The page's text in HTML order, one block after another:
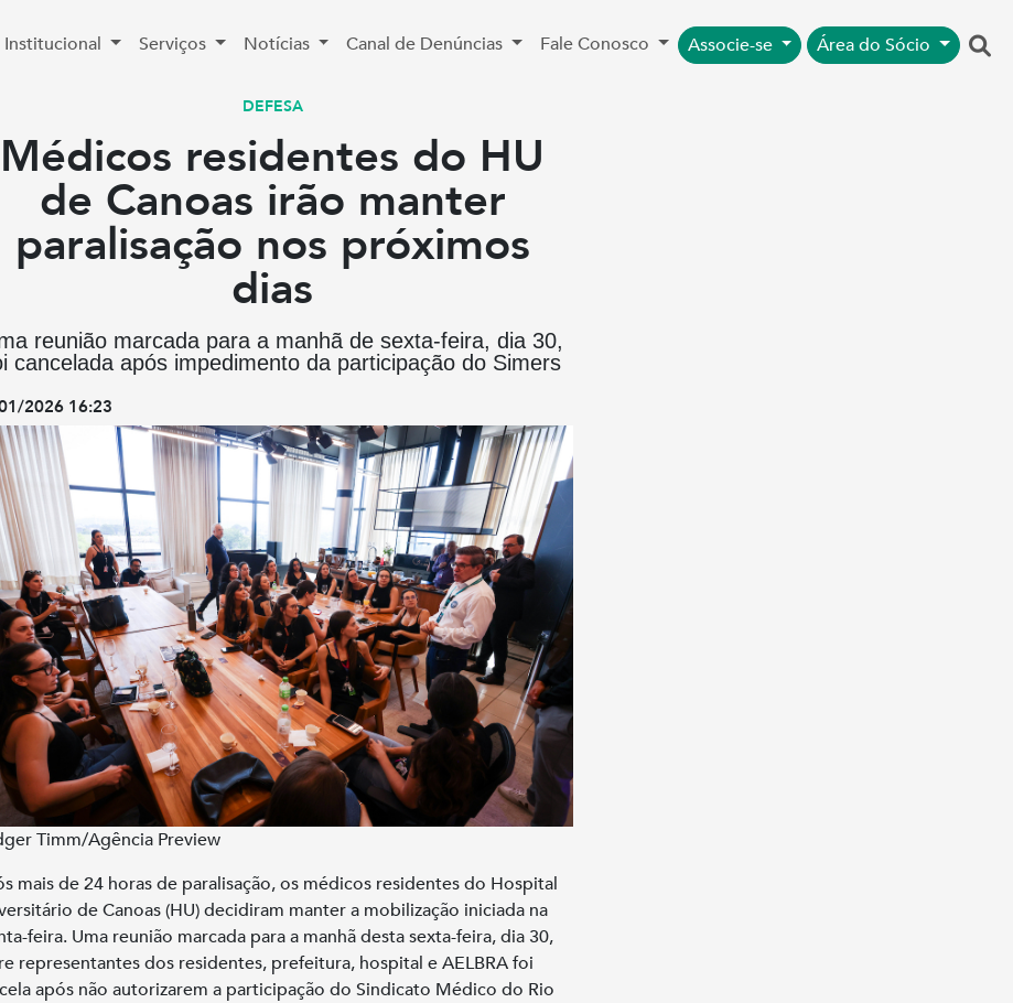
Institucional Serviços Notícias Canal de Denúncias Fale Conosco Associe-se Área do Sócio
DEFESA
Médicos residentes do HU
de Canoas irão manter
paralisação nos próximos
dias
reunião marcada para a manhã de sexta-feira, dia 30,
cancelada após impedimento da participação do Simers
2026 16:23
Timm/Agência Preview
mais de 24 horas de paralisação, os médicos residentes do Hospital
de Canoas (HU) decidiram manter a mobilização iniciada na
feira. Uma reunião marcada para a manhã desta sexta-feira, dia 30,
representantes dos residentes, prefeitura, hospital e AELBRA foi
após não autorizarem a participação do Sindicato Médico do Rio